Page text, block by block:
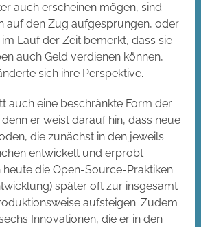
auch erscheinen mögen, sind
auf den Zug aufgesprungen, oder
Lauf der Zeit bemerkt, dass sie
auch Geld verdienen können,
sich ihre Perspektive.
auch eine beschränkte Form der
er weist darauf hin, dass neue
die zunächst in den jeweils
entwickelt und erprobt
heute die Open-Source-Praktiken
später oft zur insgesamt
aufsteigen. Zudem
Innovationen, die er in den